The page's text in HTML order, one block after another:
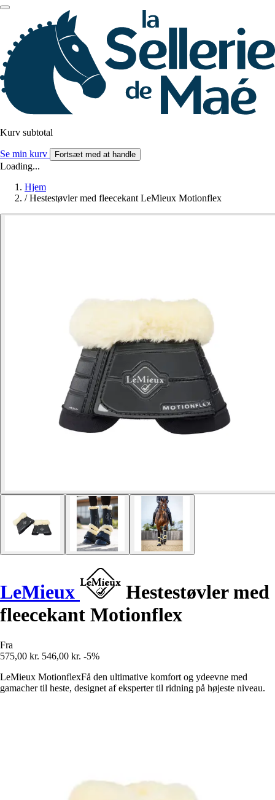
Kurv subtotal
Se min kurv Fortsæt med at handle
Loading...
Hjem
/ Hestestøvler med fleecekant LeMieux Motionflex
LeMieux
Hestestøvler med
fleecekant Motionflex
Fra
575,00 kr. 546,00 kr. -5%
LeMieux MotionflexFå den ultimative komfort og ydeevne med
gamacher til heste, designet af eksperter til ridning på højeste niveau.